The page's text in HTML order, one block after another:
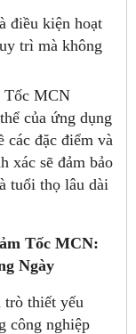
điều kiện hoạt
trì mà không
Tốc MCN
của ứng dụng
các đặc điểm và
xác sẽ đảm bảo
tuổi thọ lâu dài
Tốc MCN:
Ngày
thiết yếu
công nghiệp